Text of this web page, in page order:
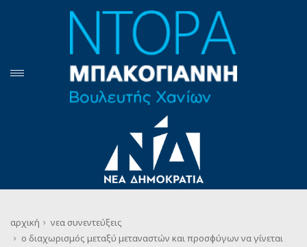
αρχική νεα συνεντεύξεις
ο διαχωρισμός μεταξύ μεταναστών και προσφύγων να γίνεται